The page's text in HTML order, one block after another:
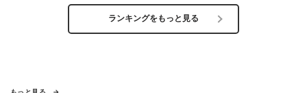
ランキングをもっと見る